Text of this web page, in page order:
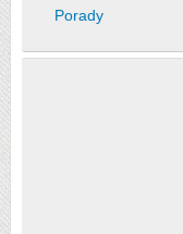
Porady